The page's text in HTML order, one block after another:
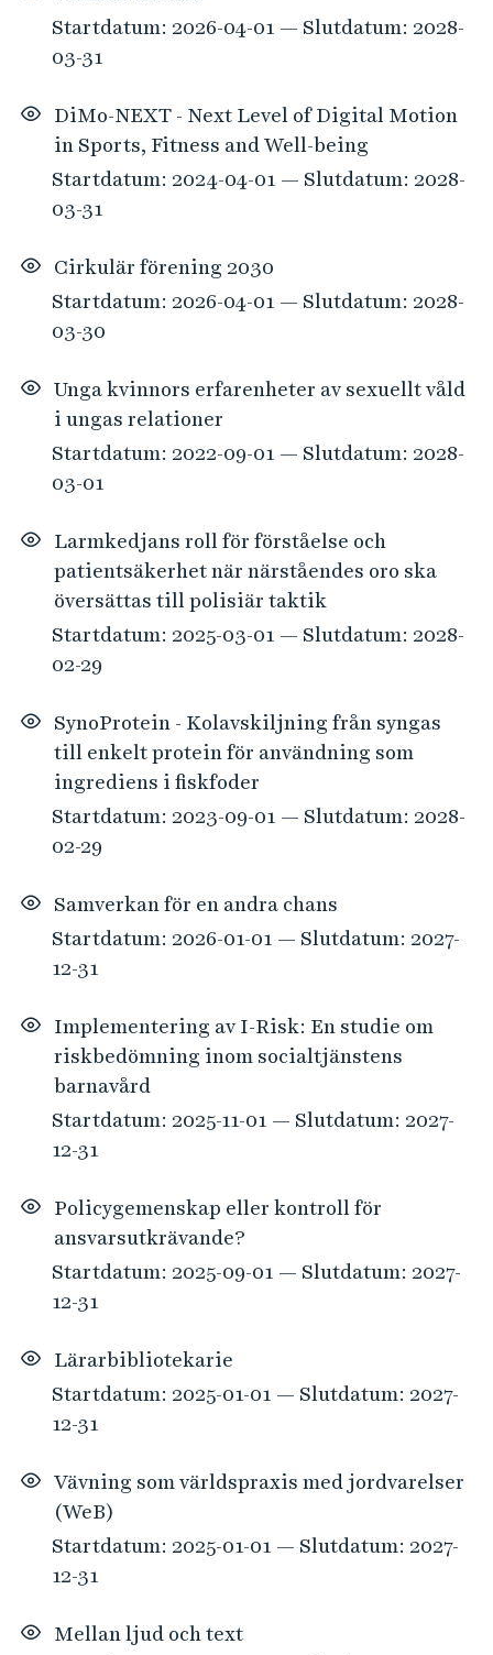
Startdatum: 2026-04-01 — Slutdatum: 2028-
03-31
DiMo-NEXT - Next Level of Digital Motion
in Sports, Fitness and Well-being
Startdatum: 2024-04-01 — Slutdatum: 2028-
03-31
Cirkulär förening 2030
Startdatum: 2026-04-01 — Slutdatum: 2028-
03-30
Unga kvinnors erfarenheter av sexuellt våld
i ungas relationer
Startdatum: 2022-09-01 — Slutdatum: 2028-
03-01
Larmkedjans roll för förståelse och
patientsäkerhet när närståendes oro ska
översättas till polisiär taktik
Startdatum: 2025-03-01 — Slutdatum: 2028-
02-29
SynoProtein - Kolavskiljning från syngas
till enkelt protein för användning som
ingrediens i fiskfoder
Startdatum: 2023-09-01 — Slutdatum: 2028-
02-29
Samverkan för en andra chans
Startdatum: 2026-01-01 — Slutdatum: 2027-
12-31
Implementering av I-Risk: En studie om
riskbedömning inom socialtjänstens
barnavård
Startdatum: 2025-11-01 — Slutdatum: 2027-
12-31
Policygemenskap eller kontroll för
ansvarsutkrävande?
Startdatum: 2025-09-01 — Slutdatum: 2027-
12-31
Lärarbibliotekarie
Startdatum: 2025-01-01 — Slutdatum: 2027-
12-31
Vävning som världspraxis med jordvarelser
(WeB)
Startdatum: 2025-01-01 — Slutdatum: 2027-
12-31
Mellan ljud och text